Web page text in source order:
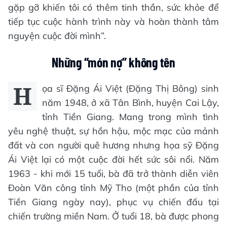
gặp gỡ khiến tôi có thêm tinh thần, sức khỏe để
tiếp tục cuộc hành trình này và hoàn thành tâm
nguyện cuộc đời mình”.
Những “món nợ” không tên
H
ọa sĩ Đặng Ái Việt (Đặng Thị Bông) sinh
năm 1948, ở xã Tân Bình, huyện Cai Lậy,
tỉnh Tiền Giang. Mang trong mình tình
yêu nghệ thuật, sự hồn hậu, mộc mạc của mảnh
đất và con người quê hương nhưng họa sỹ Đặng
Ái Việt lại có một cuộc đời hết sức sôi nổi. Năm
1963 - khi mới 15 tuổi, bà đã trở thành diễn viên
Đoàn Văn công tỉnh Mỹ Tho (một phần của tỉnh
Tiền Giang ngày nay), phục vụ chiến đấu tại
chiến trường miền Nam. Ở tuổi 18, bà được phong